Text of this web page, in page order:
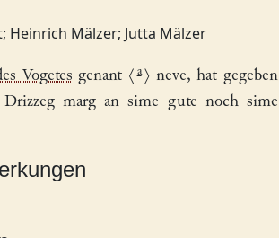
; Heinrich Mälzer; Jutta Mälzer
Vogetes genant ⟨ a ⟩ neve, hat gegeben
marg an sime gute noch sime